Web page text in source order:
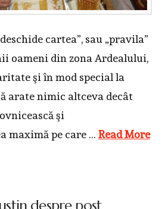
cartea”, sau „pravila”
oameni din zona Ardealului,
şi în mod special la
arate nimic altceva decât
şi
maximă pe care … Read More